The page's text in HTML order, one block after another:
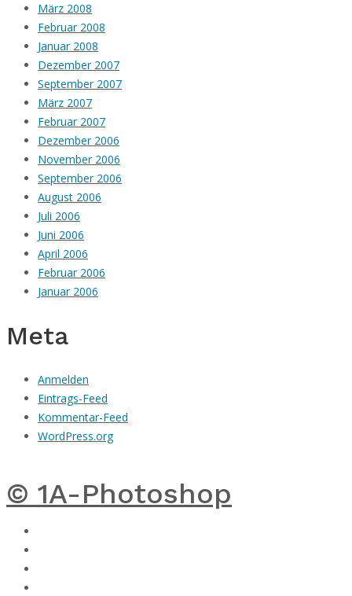
März 2008
Februar 2008
Januar 2008
Dezember 2007
September 2007
März 2007
Februar 2007
Dezember 2006
November 2006
September 2006
August 2006
Juli 2006
Juni 2006
April 2006
Februar 2006
Januar 2006
Meta
Anmelden
Eintrags-Feed
Kommentar-Feed
WordPress.org
© 1A-Photoshop